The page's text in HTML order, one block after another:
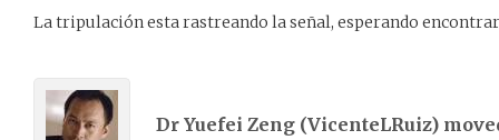
La tripulación esta rastreando la señal, esperando
Dr Yuefei Zeng (VicenteLRuiz)